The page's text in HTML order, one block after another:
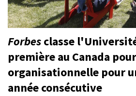
Forbesclasse
première au Canada
organisationnelle pour
année consécutive